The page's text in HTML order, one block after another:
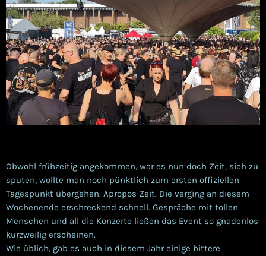
Obwohl frühzeitig angekommen, war es nun doch Zeit, sich zu
sputen, wollte man noch pünktlich zum ersten offiziellen
Tagespunkt übergehen. Apropos Zeit. Die verging an diesem
Wochenende erschreckend schnell. Gespräche mit tollen
Menschen und all die Konzerte ließen das Event so gnadenlos
kurzweilig erscheinen.
Wie üblich, gab es auch in diesem Jahr einige bittere